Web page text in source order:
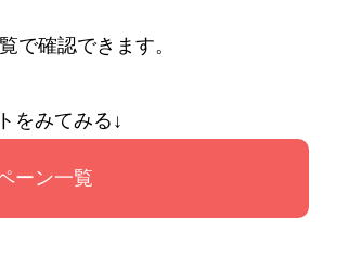
で確認できます。
をみてみる↓
ーン一覧